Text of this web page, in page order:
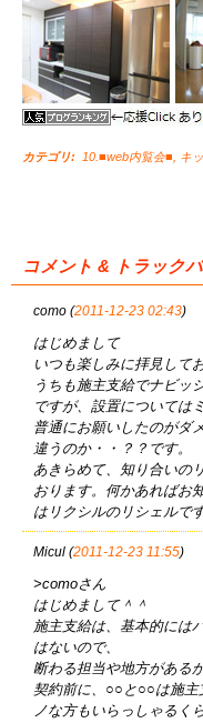
カテゴリ: 10.■web内覧会■ キ
コメント & トラック
como (2011-12-23 02:43)
はじめまして
いつも楽しみに拝見して
うちも施主支給でナビッ
ですが、設置については
普通にお願いしたのがダ
違うのか・・？？です。
あきらめて、知り合いの
おります。何かあればお
はリクシルのリシェルで
Micul (2011-12-23 11:55)
>comoさん
はじめまして＾＾
施主支給は、基本的には
はないので、
断わる担当や地方がある
契約前に、○○と○○は施
ノな方もいらっしゃるく